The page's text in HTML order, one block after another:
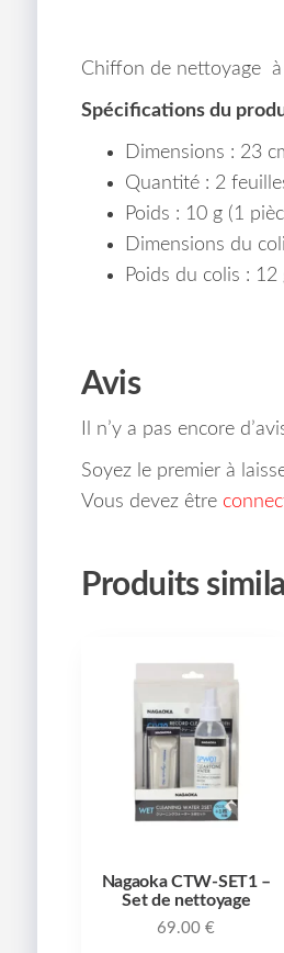
Chiffon de nettoyage à
Spécifications du
Dimensions : 23
Quantité : 2
Poids : 10 g (1
Dimensions du
Poids du colis : 12
Avis
Il n’y a pas encore
Soyez le premier à
Vous devez être
Produits
Nagaoka CTW-SET1 –
Set de nettoyage
69.00€